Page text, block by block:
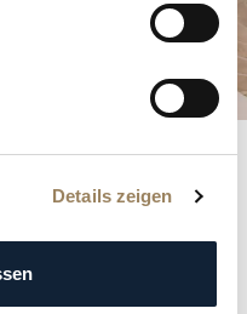
Details zeigen
auch